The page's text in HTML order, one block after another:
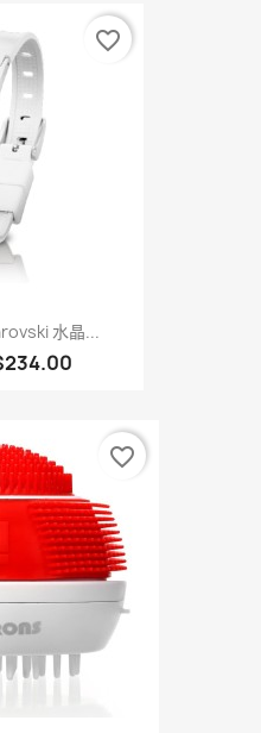
水晶...
favorite_border
favorite_border